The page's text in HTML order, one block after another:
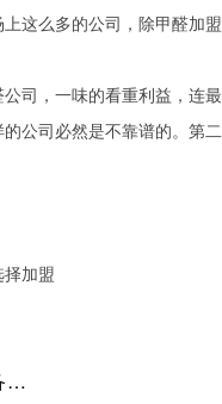
么多的公司，除甲醛加
，一味的看重利益，连
公司必然是不靠谱的。
加盟
【上海凡斯环保资讯】了解一家优质除甲醛公司的必备条件